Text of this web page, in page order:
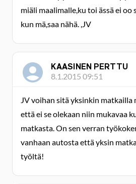
miäli maalimalle,ku toi ässä ei
kun mä,saa nähä. ,JV
KAASINEN PERTTU
8.1.2015 09:51
JV voihan sitä yksinkin
että ei se olekaan niin mukavaa
matkasta. On sen verran
vanhaan autosta että yksin
työltä!